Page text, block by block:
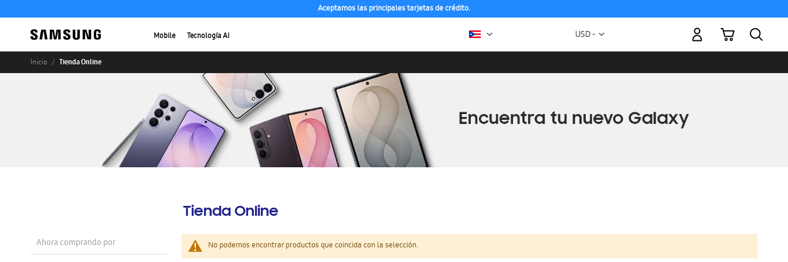
Aceptamos las principales tarjetas de crédito.
Mobile Tecnología AI Moneda
USD -
Mi carrito
Inicio Tienda Online
Tienda Online
No podemos encontrar productos que coincida con la selección.
Ahora comprando por